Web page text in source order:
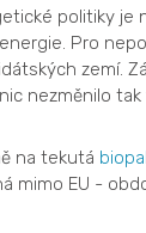
politiky
Pro
zemí.
nezměnilo
na tekutá
mimo EU -